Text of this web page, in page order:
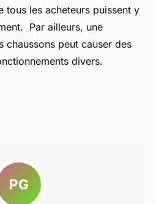
tous les acheteurs puissent y
Par ailleurs, une
chaussons peut causer des
divers.
PG